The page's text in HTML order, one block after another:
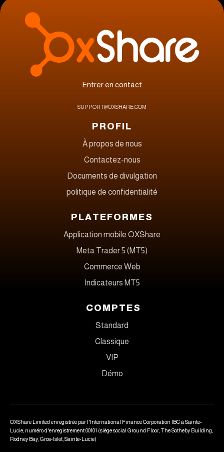
Entrer en contact
SUPPORT@OXSHARE.COM
PROFIL
À propos de nous
Contactez-nous
Documents de divulgation
politique de confidentialité
PLATEFORMES
Application mobile OXShare
Meta Trader 5 (MT5)
Commerce Web
Indicateurs MT5
COMPTES
Standard
Classique
VIP
Démo
OXShare Limited enregistrée par l'International Finance Corporation IBC à Sainte-
Lucie, numéro d'enregistrement 00101 (siège social Ground Floor, The Sotheby Building,
Rodney Bay, Gros-Islet, Sainte-Lucie)